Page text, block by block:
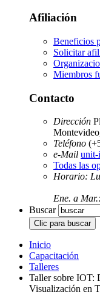
Afiliación
Beneficios
Solicitar
Miembros
Contacto
Dirección
Teléfono
e-Mail unit-
Todas las
Horario:
Ene. a
Buscar
Inicio
Capacitación
Talleres
Taller sobre IOT:
Visualización en